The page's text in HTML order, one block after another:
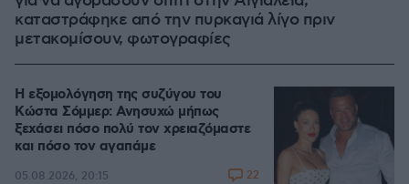
καταστράφηκε από την πυρκαγιά λίγο πριν
μετακομίσουν, φωτογραφίες
Η εξομολόγηση της συζύγου του
Κώστα Σόμμερ: Ανησυχώ μήπως
ξεχάσει πόσο πολύ τον χρειαζόμαστε
και πόσο τον αγαπάμε
05.08.2026, 20:15 22